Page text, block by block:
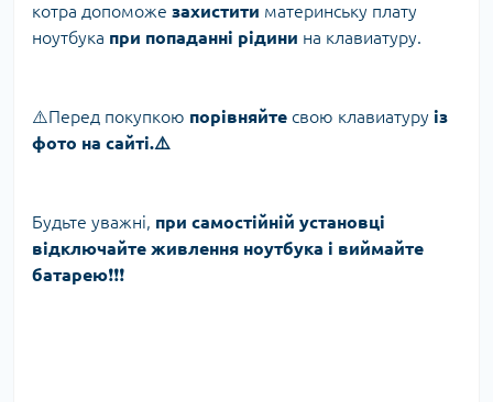
котра допоможе захистити материнську плату
ноутбука при попаданні рідини на клавиатуру.
⚠️Перед покупкою порівняйте свою клавиатуру із
фото на сайті.⚠️
Будьте уважні, при самостійній установці
відключайте живлення ноутбука і виймайте
батарею❗️❗️❗️